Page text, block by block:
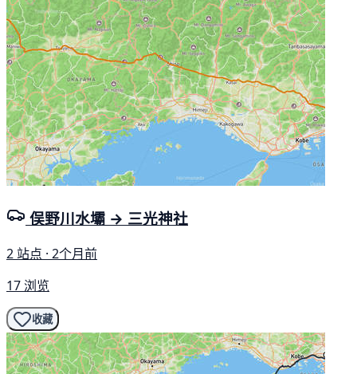
俣野川水壩 → 三光神社
2 站点 · 2个月前
17 浏览
收藏